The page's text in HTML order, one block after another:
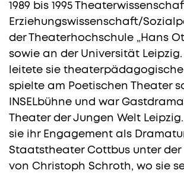
1989 bis 1995
Erziehungswissenschaft/
der Theaterhochschule „Hans
sowie an der Universität Leipzig.
leitete sie theaterpädagogische
spielte am Poetischen Theater
INSELbühne und war
Theater der Jungen Welt
sie ihr Engagement als
Staatstheater Cottbus unter der
von Christoph Schroth, wo sie